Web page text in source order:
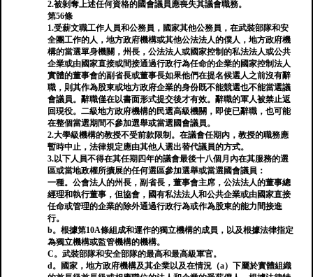
2.被剝奪上述任何資格的國會議員應喪失其議會職務。
第56條
1.受薪文職工作人員和公務員，國家其他公務員，在武裝部隊和安
全團工作的人，地方政府機構或其他公法法人的僕人，地方政府機
構的當選單身機關，州長，公法法人或國家控制的私法法人或公共
企業或由國家直接或間接通過行政行為任命的企業的國家控制法人
實體的董事會的副省長或董事長如果他們在提名候選人之前沒有辭
職，則其作為股東或地方政府企業的身份既不能競選也不能當選議
會議員。辭職僅在以書面形式提交後才有效。辭職的軍人被禁止返
回現役。二級地方政府機構的民選高級機關，即使已辭職，也可能
在整個當選期間不參加選舉或當選國會議員。
2.大學級機構的教授不受前款限制。在議會任期內，教授的職務應
暫時中止，法律規定應由其他人選出替代議員的方式。
3.以下人員不得在其任期四年的議會最後十八個月內在其服務的選
區或當地政權所擴展的任何選區參加選舉或當選國會議員：
一種。公會法人的州長，副省長，董事會主席，公法法人的董事總
經理和執行董事，但協會，國有私法法人和公共企業或由國家直接
任命或管理的企業的除外通過行政行為或作為股東的能力間接進
行。
b。根據第10A條組成和運作的獨立機構的成員，以及根據法律指定
為獨立機構或監管機構的機構。
C。武裝部隊和安全部隊的最高和最高級軍官。
d。國家，地方政府機構及其企業以及在情況（a）下屬於實體組織